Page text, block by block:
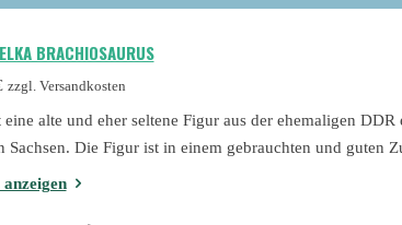
BRACHIOSAURUS
zzgl. Versandkosten
eine alte und eher seltene Figur aus der ehemaligen
Sachsen. Die Figur ist in einem gebrauchten und guten